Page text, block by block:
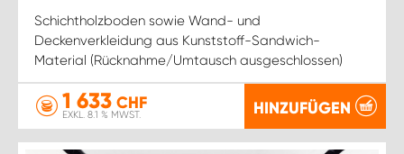
Schichtholzboden sowie Wand- und
Deckenverkleidung aus Kunststoff-Sandwich-
Material (Rücknahme/Umtausch ausgeschlossen)
1 633 CHF
EXKL. 8.1 % MWST. HINZUFÜGEN